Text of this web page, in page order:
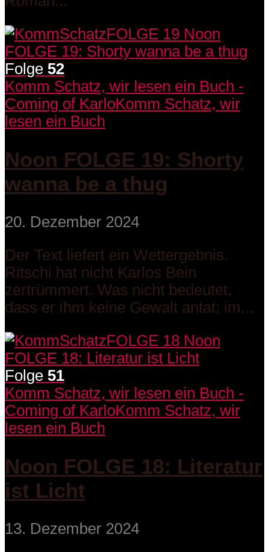
Folge 52
Komm Schatz, wir lesen ein Buch -
Coming of KarloKomm Schatz, wir
lesen ein Buch
Noon FOLGE 19: Shorty
wanna be a thug
20. Dezember 2024
Der Text liefert ein Wettergebnis.
Ritschi hat nicht Karlos Bein
zertrümmert. Was nicht bedeutet,
dass er ihm keine Gewalt antat; im...
Folge 51
Komm Schatz, wir lesen ein Buch -
Coming of KarloKomm Schatz, wir
lesen ein Buch
Noon FOLGE 18: Literatur
ist Licht
13. Dezember 2024